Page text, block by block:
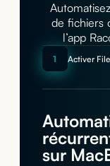
de fichiers
l’app
1 Activer
sur